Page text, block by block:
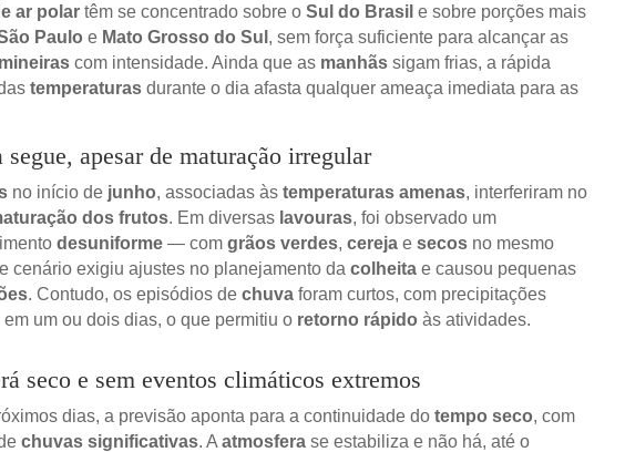
ar polartêm se concentrado sobre o Sul do Brasil e sobre porções mais
Paulo e Mato Grosso do Sul , sem força suficiente para alcançar as
com intensidade. Ainda que as manhãssigam frias, a rápida
temperaturasdurante o dia afasta qualquer ameaça imediata para as
segue, apesar de maturação irregular
no início de junho, associadas às temperaturas amenas, interferiram no
dos frutos. Em diversas lavouras, foi observado um
desuniforme— com grãos verdes, cerejae secosno mesmo
cenário exigiu ajustes no planejamento da colheitae causou pequenas
. Contudo, os episódios de chuvaforam curtos, com precipitações
um ou dois dias, o que permitiu o retorno rápido às atividades.
seco e sem eventos climáticos extremos
dias, a previsão aponta para a continuidade do tempo seco, com
chuvas significativas. A atmosferase estabiliza e não há, até o